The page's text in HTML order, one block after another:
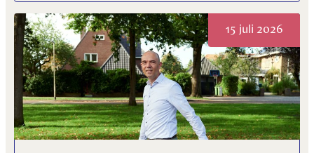
15 juli 2026